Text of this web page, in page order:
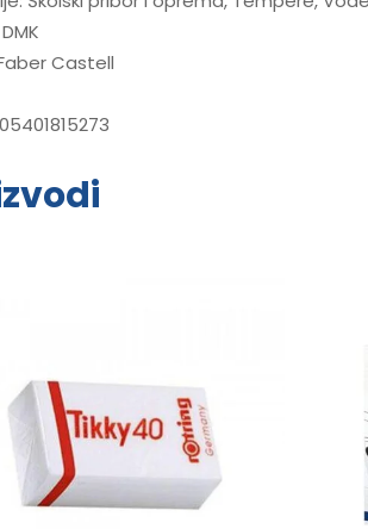
DMK
Castell